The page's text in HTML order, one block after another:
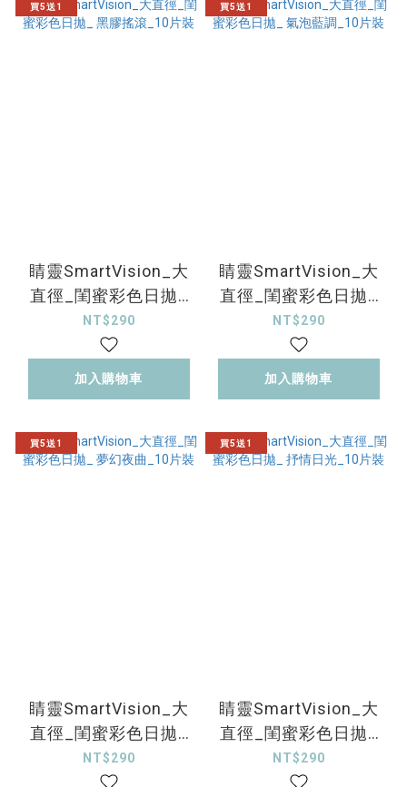
買5送1
睛靈SmartVision_大
直徑_閨蜜彩色日拋_
黑膠搖滾_10片裝
NT$290
加入購物車
買5送1
睛靈SmartVision_大
直徑_閨蜜彩色日拋_
氣泡藍調_10片裝
NT$290
加入購物車
買5送1
睛靈SmartVision_大
直徑_閨蜜彩色日拋_
夢幻夜曲_10片裝
NT$290
買5送1
睛靈SmartVision_大
直徑_閨蜜彩色日拋_
抒情日光_10片裝
NT$290